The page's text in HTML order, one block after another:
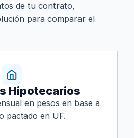
de tu contrato,
para comparar el
Hipotecarios
en pesos en base a
pactado en UF.